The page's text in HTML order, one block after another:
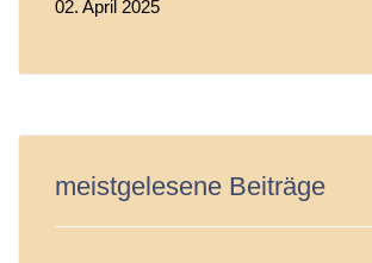
02. April 2025
meistgelesene Beiträge